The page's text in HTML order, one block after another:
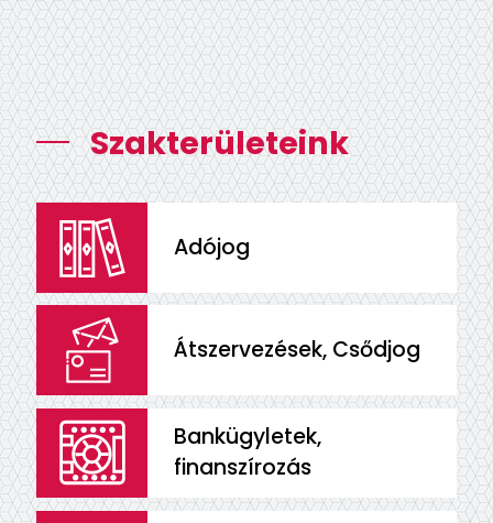
Szakterületeink
Adójog
Átszervezések, Csődjog
Bankügyletek,
finanszírozás